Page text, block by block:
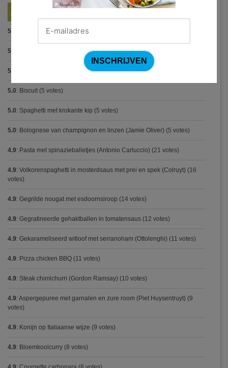
Best Beoordeelde Recepten
5.0 Spaghetti bolognese maison
5.0 Steak met Cajun patatjes en rodekoolsla(12 votes)
5.0 Pasta carbonara met mosselen(5 votes)
5.0: Biscuit (5 votes)
5.0: Spaghetti met krokante kip (5 votes)
5.0: Bolognese van champignon en linzen (Jamie Oliver) (5 votes)
4.9: Pasta met spinazieballetjes (Antonio Carluccio) (21 votes)
4.9: Volkorenspaghetti in mosterdsaus met prei en spek (Colruyt) (16
votes)
4.9: Gegrilde nougat met esdoornsiroop (14 votes)
4.9: Gegratineerde gehaktballen in tomatensaus (12 votes)
4.9: Gekarameliseerd witloof met serranoham (Ottolenghi) (11 votes)
4.9: Pizza chicken BBQ (11 votes)
4.9: Steak chimichurri (Gordon Ramsay) (10 votes)
4.9: Aspergepuree met garnalen en zure room (Piet Huysentruyt) (9
votes)
4.9: Konijn op Italiaanse wijze (9 votes)
4.9: Bloemkoolcurry (8 votes)